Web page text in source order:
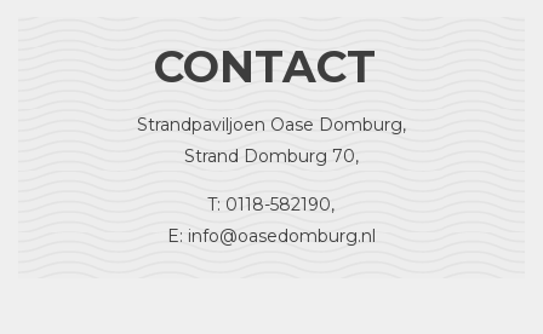
CONTACT
Strandpaviljoen Oase Domburg,
Strand Domburg 70,
T: 0118-582190,
E: info@oasedomburg.nl